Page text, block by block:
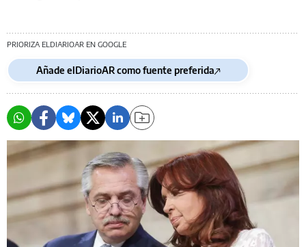
PRIORIZA ELDIARIOAR EN GOOGLE
Añade elDiarioAR como fuente preferida